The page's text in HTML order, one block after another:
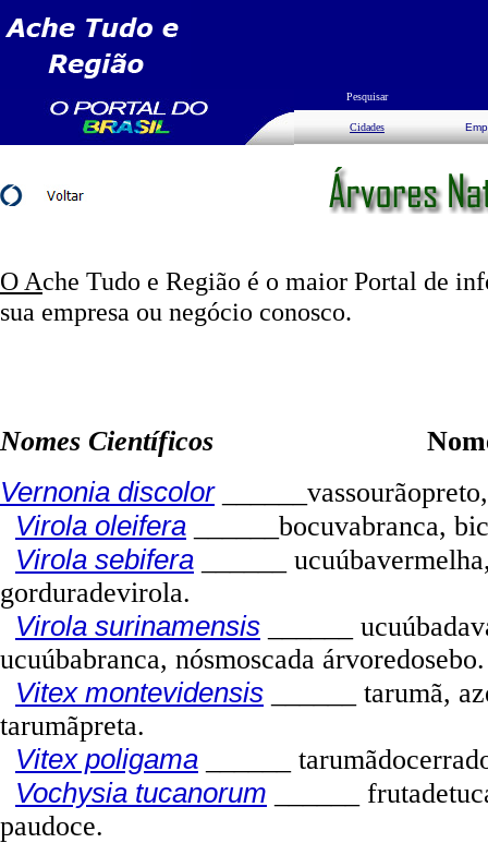
Pesquisar
Cidades
O Ache Tudo e Região é o maior Portal de
sua empresa ou negócio conosco.
Nomes Científicos Nomes
Vernonia discolor
Virola oleifera ______bocuvabranca,
Virola sebifera
gorduradevirola.
Virola surinamensis
ucuúbabranca, nósmoscada árvoredosebo.
Vitex montevidensis
tarumã,
tarumãpreta.
Vitex poligama
Vochysia tucanorum
paudoce.